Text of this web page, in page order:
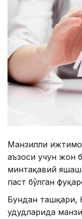
Манзилли
аъзоси учун жон
минтақавий
паст бўлган
Бундан ташқари,
ҳудудларида